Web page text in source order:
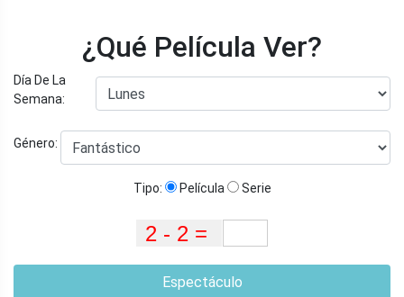
¿Qué Película Ver?
Día De La
Semana:
Género:
Tipo: Película Serie
Espectáculo